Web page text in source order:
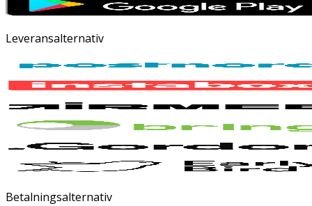
Leveransalternativ
Betalningsalternativ